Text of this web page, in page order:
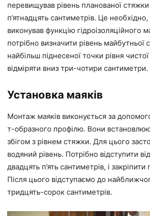
перевищував рівень планованої
п’ятнадцять сантиметрів. Це
виконував функцію гідроізоляційного
потрібно визначити рівень майбутньої
найбільш піднесеної точки рівня
відміряти вниз три-чотири сантиметри.
Установка маяків
Монтаж маяків виконується за
т-образного профілю. Вони
збігом з рівнем стяжки. Для цього
водяний рівень. Потрібно відступити
двадцять п’ять сантиметрів, і
Після цього відступаємо до
тридцять-сорок сантиметрів.